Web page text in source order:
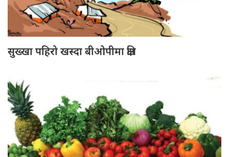
सुख्खा पहिरो खस्दा बीओपीमा क्षति